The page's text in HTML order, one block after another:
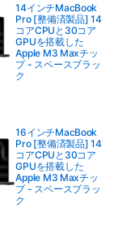
14インチMacBook
Pro [整備済製品] 14
コアCPUと30コア
GPUを搭載した
Apple M3 Maxチッ
プ - スペースブラッ
ク
16インチMacBook
Pro [整備済製品] 14
コアCPUと30コア
GPUを搭載した
Apple M3 Maxチッ
プ - スペースブラッ
ク